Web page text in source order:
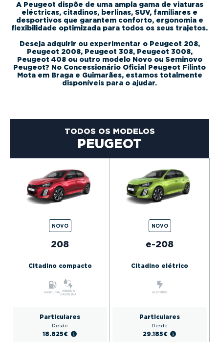
n
a
v
i
g
a
t
e
n
t
A Peugeot dispõe de uma ampla gama de viaturas
eléctricas, citadinos, berlinas, SUV, familiares e
desportivos que garantem conforto, ergonomia e
flexibilidade optimizada para todos os seus trajetos.
Deseja adquirir ou experimentar o Peugeot 208,
Peugeot 2008, Peugeot 308, Peugeot 3008,
Peugeot 408 ou outro modelo Novo ou Seminovo
Peugeot? No Concessionário Oficial Peugeot Filinto
Mota em Braga e Guimarães, estamos totalmente
disponíveis para o ajudar.
TODOS OS MODELOS
PEUGEOT
NOVO
208
Citadino compacto
Particulares
Desde
18.825€
NOVO
e-208
Citadino elétrico
Particulares
Desde
29.185€